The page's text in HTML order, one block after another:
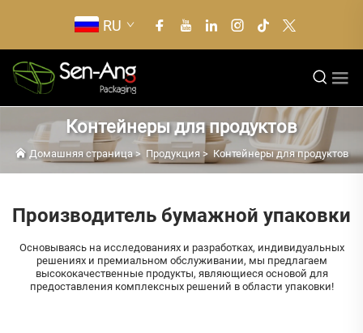
RU
Контейнеры для продуктов
Домашняя страница> Продукция > Контейнеры для продуктов
Производитель бумажной упаковки
Основываясь на исследованиях и разработках, индивидуальных
решениях и премиальном обслуживании, мы предлагаем
высококачественные продукты, являющиеся основой для
предоставления комплексных решений в области упаковки!